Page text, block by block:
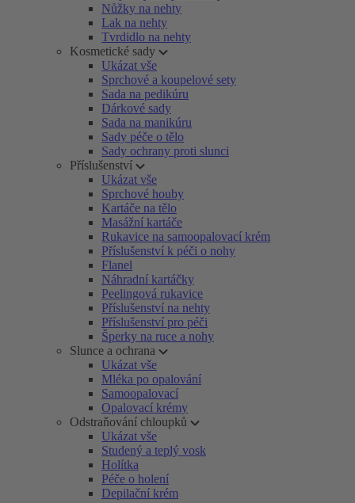
Nůžky na nehty
Lak na nehty
Tvrdidlo na nehty
Kosmetické sady
Ukázat vše
Sprchové a koupelové sety
Sada na pedikúru
Dárkové sady
Sada na manikúru
Sady péče o tělo
Sady ochrany proti slunci
Příslušenství
Ukázat vše
Sprchové houby
Kartáče na tělo
Masážní kartáče
Rukavice na samoopalovací krém
Příslušenství k péči o nohy
Flanel
Náhradní kartáčky
Peelingová rukavice
Příslušenství na nehty
Příslušenství pro péči
Šperky na ruce a nohy
Slunce a ochrana
Ukázat vše
Mléka po opalování
Samoopalovací
Opalovací krémy
Odstraňování chloupků
Ukázat vše
Studený a teplý vosk
Holítka
Péče o holení
Depilační krém